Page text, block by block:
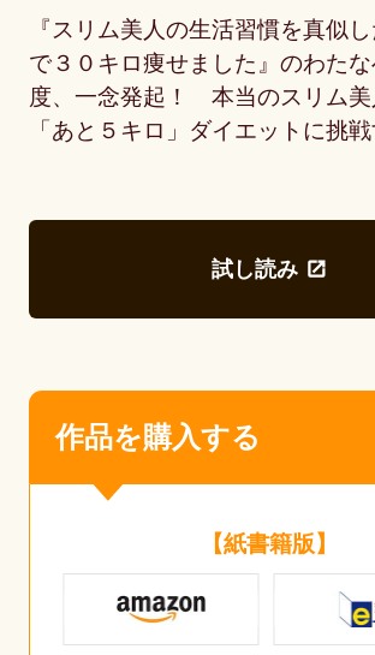
『スリム美人の生活習慣を真似
で３０キロ痩せました』のわた
度、一念発起！ 本当のスリム美
「あと５キロ」ダイエットに挑戦
試し読み
作品を購入する
【紙書籍版】